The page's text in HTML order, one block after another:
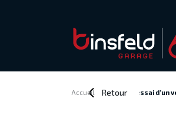
Retour
Accueil Demande d’essai d’un